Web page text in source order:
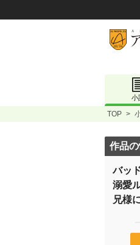
小
TOP >
作品
バッ
溺愛
兄様